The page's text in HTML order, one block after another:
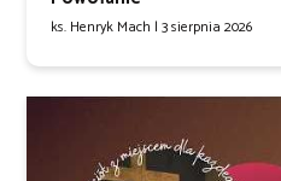
ks. Henryk Mach | 3 sierpnia 2026